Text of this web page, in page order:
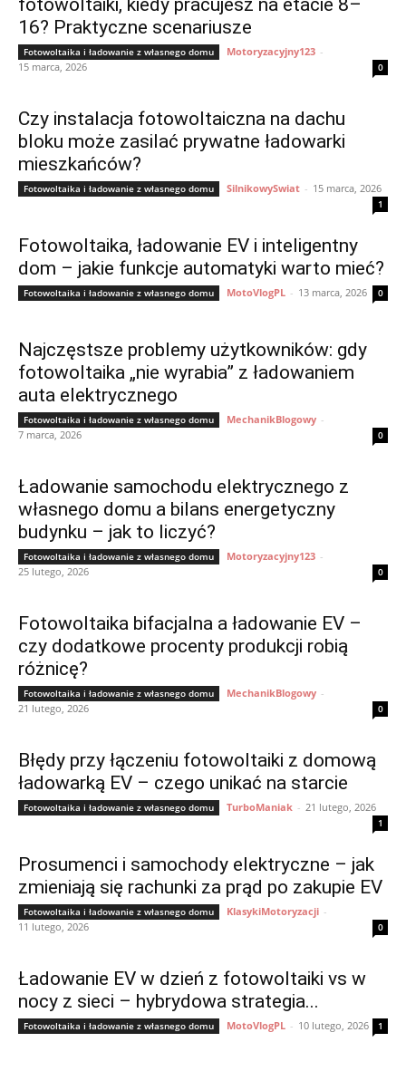
fotowoltaiki, kiedy pracujesz na etacie 8–
16? Praktyczne scenariusze
Fotowoltaika i ładowanie z własnego domu Motoryzacyjny123 -
15 marca, 2026
0
Czy instalacja fotowoltaiczna na dachu
bloku może zasilać prywatne ładowarki
mieszkańców?
Fotowoltaika i ładowanie z własnego domu SilnikowySwiat - 15 marca, 2026
1
Fotowoltaika, ładowanie EV i inteligentny
dom – jakie funkcje automatyki warto mieć?
Fotowoltaika i ładowanie z własnego domu MotoVlogPL - 13 marca, 2026 0
Najczęstsze problemy użytkowników: gdy
fotowoltaika „nie wyrabia” z ładowaniem
auta elektrycznego
Fotowoltaika i ładowanie z własnego domu MechanikBlogowy -
7 marca, 2026
0
Ładowanie samochodu elektrycznego z
własnego domu a bilans energetyczny
budynku – jak to liczyć?
Fotowoltaika i ładowanie z własnego domu Motoryzacyjny123 -
25 lutego, 2026
0
Fotowoltaika bifacjalna a ładowanie EV –
czy dodatkowe procenty produkcji robią
różnicę?
Fotowoltaika i ładowanie z własnego domu MechanikBlogowy -
21 lutego, 2026
0
Błędy przy łączeniu fotowoltaiki z domową
ładowarką EV – czego unikać na starcie
Fotowoltaika i ładowanie z własnego domu TurboManiak - 21 lutego, 2026
1
Prosumenci i samochody elektryczne – jak
zmieniają się rachunki za prąd po zakupie EV
Fotowoltaika i ładowanie z własnego domu KlasykiMotoryzacji -
11 lutego, 2026
0
Ładowanie EV w dzień z fotowoltaiki vs w
nocy z sieci – hybrydowa strategia...
Fotowoltaika i ładowanie z własnego domu MotoVlogPL - 10 lutego, 2026 1